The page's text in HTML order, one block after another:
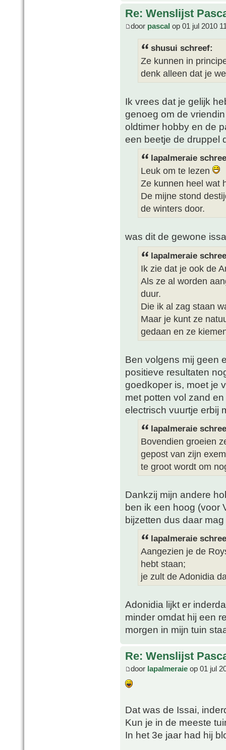
Re: Wenslijst
door pascal op 01 jul 2010
shusui schreef:
Ze kunnen in
denk alleen dat je
Ik vrees dat je gelijk
genoeg om de
oldtimer hobby en de
een beetje de druppel
lapalmeraie
Leuk om te lezen
Ze kunnen heel wat
De mijne stond
de winters door.
was dit de gewone
lapalmeraie
Ik zie dat je ook de
Als ze al worden
duur.
Die ik al zag staan
Maar je kunt ze
gedaan en ze
Ben volgens mij geen
positieve resultaten
goedkoper is, moet je
met potten vol zand
electrisch vuurtje erbij
lapalmeraie
Bovendien groeien
gepost van zijn
te groot wordt om
Dankzij mijn andere
ben ik een hoog (voor
bijzetten dus daar
lapalmeraie
Aangezien je de
hebt staan;
je zult de Adonidia
Adonidia lijkt er
minder omdat hij een
morgen in mijn tuin
Re: Wenslijst
door lapalmeraie op 01 jul
Dat was de Issai,
Kun je in de meeste
In het 3e jaar had hij